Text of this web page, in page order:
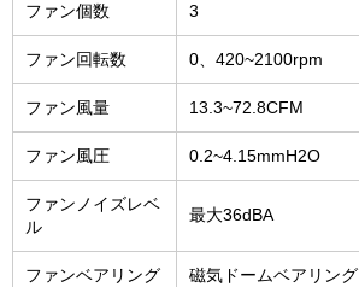
ファン個数 3
ファン回転数 0、420~2100rpm
ファン風量 13.3~72.8CFM
ファン風圧 0.2~4.15mmH2O
ファンノイズレベ
ル
最大36dBA
ファンベアリング 磁気ドームベアリング